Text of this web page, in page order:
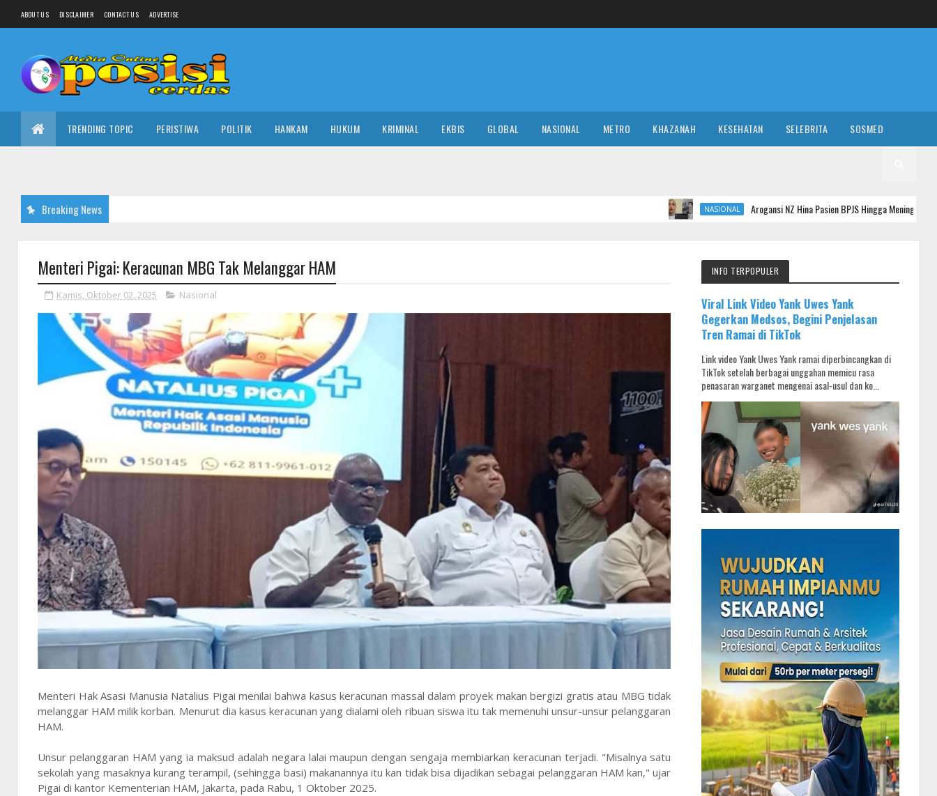
ABOUT US DISCLAIMER CONTACT US ADVERTISE
TRENDING TOPIC PERISTIWA POLITIK HANKAM HUKUM KRIMINAL EKBIS GLOBAL NASIONAL METRO KHAZANAH KESEHATAN SELEBRITA SOSMED
Breaking News NASIONAL Arogansi NZ Hina Pasien BPJS Hingga Meninggal: Ternyata Anak
Menteri Pigai: Keracunan MBG Tak Melanggar HAM
Kamis, Oktober 02, 2025 Nasional
Menteri Hak Asasi Manusia Natalius Pigai menilai bahwa kasus keracunan massal dalam proyek makan bergizi gratis atau MBG tidak
melanggar HAM milik korban. Menurut dia kasus keracunan yang dialami oleh ribuan siswa itu tak memenuhi unsur-unsur pelanggaran
HAM.
Unsur pelanggaran HAM yang ia maksud adalah negara lalai maupun dengan sengaja membiarkan keracunan terjadi. "Misalnya satu
sekolah yang masaknya kurang terampil, (sehingga basi) makanannya itu kan tidak bisa dijadikan sebagai pelanggaran HAM kan," ujar
Pigai di kantor Kementerian HAM, Jakarta, pada Rabu, 1 Oktober 2025.
INFO TERPOPULER
Viral Link Video Yank Uwes Yank
Gegerkan Medsos, Begini Penjelasan
Tren Ramai di TikTok
Link video Yank Uwes Yank ramai diperbincangkan di
TikTok setelah berbagai unggahan memicu rasa
penasaran warganet mengenai asal-usul dan ko...